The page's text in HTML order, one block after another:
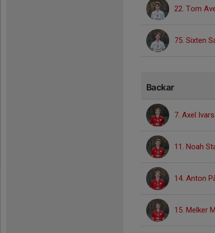
22. Tom
75. Sixten
Backar
7. Axel
11. Noah
14. Anton
15. Melker